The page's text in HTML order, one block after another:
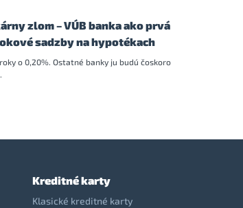
zlom – VÚB banka ako prvá
sadzby na hypotékach
o 0,20%. Ostatné banky ju budú čoskoro
Kreditné karty
Klasické kreditné karty